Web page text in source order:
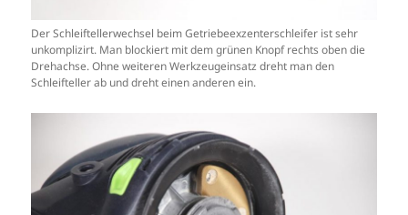
Der Schleiftellerwechsel beim Getriebeexzenterschleifer ist sehr
unkomplizirt. Man blockiert mit dem grünen Knopf rechts oben die
Drehachse. Ohne weiteren Werkzeugeinsatz dreht man den
Schleifteller ab und dreht einen anderen ein.